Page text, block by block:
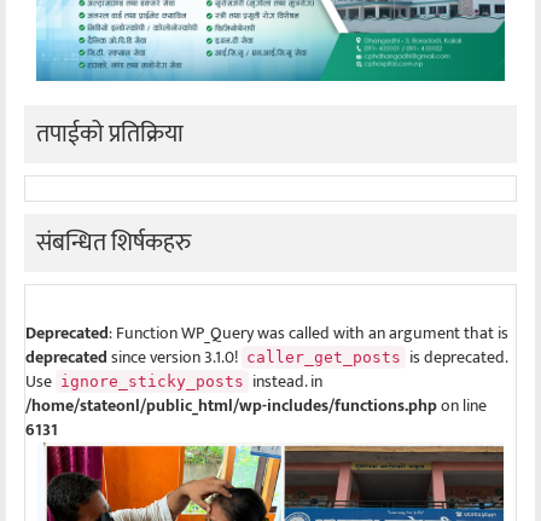
तपाईको प्रतिक्रिया
संबन्धित शिर्षकहरु
Deprecated: Function WP_Query was called with an argument that is
deprecatedsince version 3.1.0! caller_get_posts is deprecated.
Use ignore_sticky_posts instead. in
/home/stateonl/public_html/wp-includes/functions.phpon line
6131